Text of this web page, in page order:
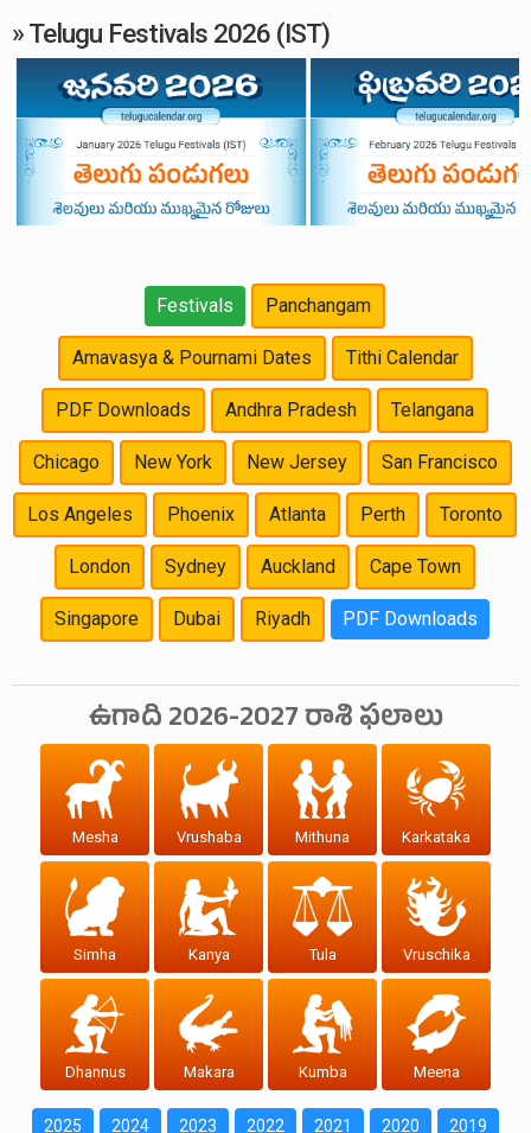
» Telugu Festivals 2026 (IST)
Festivals Panchangam
Amavasya & Pournami Dates Tithi Calendar
PDF Downloads Andhra Pradesh Telangana
Chicago New York New Jersey San Francisco
Los Angeles Phoenix Atlanta Perth Toronto
London Sydney Auckland Cape Town
Singapore Dubai Riyadh PDF Downloads
ఉగాది 2026-2027 రాశి ఫలాలు
Mesha Vrushaba Mithuna Karkataka
Simha Kanya Tula Vruschika
Dhannus Makara Kumba Meena
2025 2024 2023 2022 2021 2020 2019